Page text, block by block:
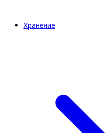
Хранение